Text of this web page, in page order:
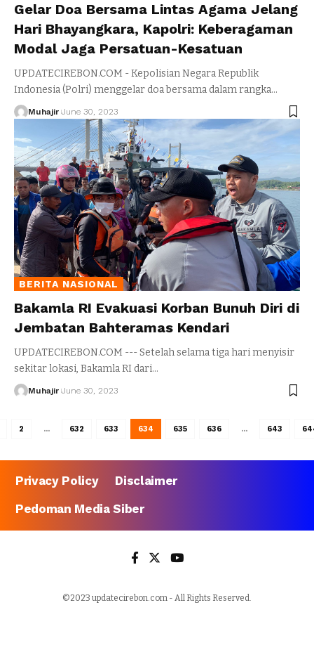
Gelar Doa Bersama Lintas Agama Jelang
Hari Bhayangkara, Kapolri: Keberagaman
Modal Jaga Persatuan-Kesatuan
UPDATECIREBON.COM - Kepolisian Negara Republik
Indonesia (Polri) menggelar doa bersama dalam rangka…
Muhajir June 30, 2023
BERITA NASIONAL
Bakamla RI Evakuasi Korban Bunuh Diri di
Jembatan Bahteramas Kendari
UPDATECIREBON.COM --- Setelah selama tiga hari menyisir
sekitar lokasi, Bakamla RI dari…
Muhajir June 30, 2023
2 … 632 633 634 635 636 … 643
Privacy Policy
Disclaimer
Pedoman Media Siber
©2023 updatecirebon.com - All Rights Reserved.